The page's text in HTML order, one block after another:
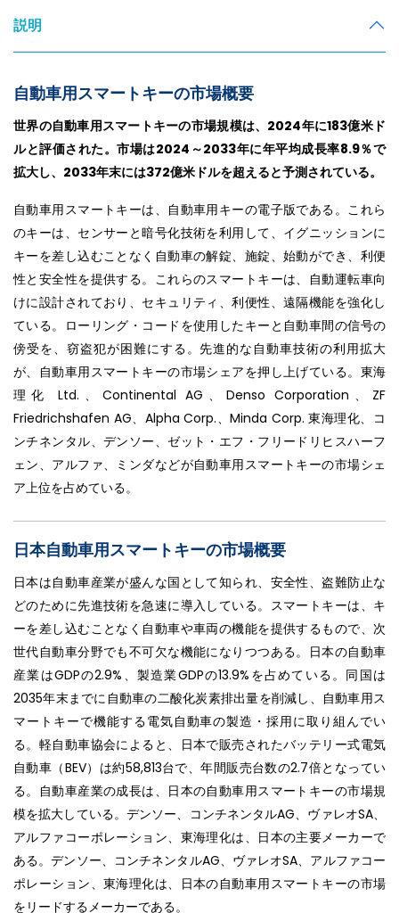
説明
自動車用スマートキーの市場概要
世界の自動車用スマートキーの市場規模は、2024年に183億米ド
ルと評価された。市場は2024～2033年に年平均成長率8.9％で
拡大し、2033年末には372億米ドルを超えると予測されている。
自動車用スマートキーは、自動車用キーの電子版である。これら
のキーは、センサーと暗号化技術を利用して、イグニッションに
キーを差し込むことなく自動車の解錠、施錠、始動ができ、利便
性と安全性を提供する。これらのスマートキーは、自動運転車向
けに設計されており、セキュリティ、利便性、遠隔機能を強化し
ている。ローリング・コードを使用したキーと自動車間の信号の
傍受を、窃盗犯が困難にする。先進的な自動車技術の利用拡大
が、自動車用スマートキーの市場シェアを押し上げている。東海
理化 Ltd.、Continental AG、Denso Corporation、ZF
Friedrichshafen AG、Alpha Corp.、Minda Corp. 東海理化、コ
ンチネンタル、デンソー、ゼット・エフ・フリードリヒスハーフ
ェン、アルファ、ミンダなどが自動車用スマートキーの市場シェ
ア上位を占めている。
日本自動車用スマートキーの市場概要
日本は自動車産業が盛んな国として知られ、安全性、盗難防止な
どのために先進技術を急速に導入している。スマートキーは、キ
ーを差し込むことなく自動車や車両の機能を提供するもので、次
世代自動車分野でも不可欠な機能になりつつある。日本の自動車
産業はGDPの2.9%、製造業GDPの13.9%を占めている。同国は
2035年末までに自動車の二酸化炭素排出量を削減し、自動車用ス
マートキーで機能する電気自動車の製造・採用に取り組んでい
る。軽自動車協会によると、日本で販売されたバッテリー式電気
自動車（BEV）は約58,813台で、年間販売台数の2.7倍となってい
る。自動車産業の成長は、日本の自動車用スマートキーの市場規
模を拡大している。デンソー、コンチネンタルAG、ヴァレオSA、
アルファコーポレーション、東海理化は、日本の主要メーカーで
ある。デンソー、コンチネンタルAG、ヴァレオSA、アルファコー
ポレーション、東海理化は、日本の自動車用スマートキーの市場
をリードするメーカーである。